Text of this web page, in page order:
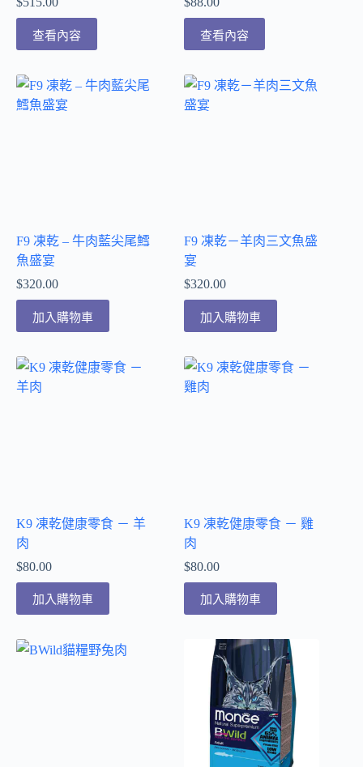
查看內容 查看內容
F9 凍乾 – 牛肉藍尖尾鱈
魚盛宴
$320.00
加入購物車
F9 凍乾－羊肉三文魚盛
宴
$320.00
加入購物車
K9 凍乾健康零食 － 羊
肉
$80.00
加入購物車
K9 凍乾健康零食 － 雞
肉
$80.00
加入購物車